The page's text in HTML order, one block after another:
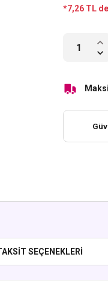
*7,26 TL
SEÇENEKLERI